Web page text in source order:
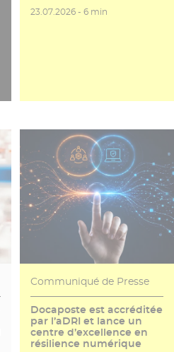
Date de publication
23.07.2026 -Temps de lecture
6 min
Communiqué de Presse
Docaposte est accréditée
par l’aDRI et lance un
centre d’excellence en
résilience numérique